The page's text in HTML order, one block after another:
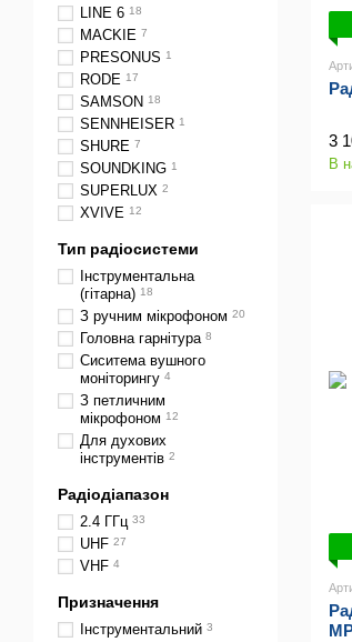
3
В
LINE 6 18
MACKIE 7
PRESONUS 1
RODE 17
SAMSON 18
SENNHEISER 1
SHURE 7
SOUNDKING 1
SUPERLUX 2
XVIVE 12
Тип радіосистеми
Інструментальна
(гітарна) 18
З ручним мікрофоном 20
Головна гарнітура 8
Сиситема вушного
моніторингу 4
З петличним
мікрофоном 12
Для духових
інструментів 2
Радіодіапазон
2.4 ГГц 33
UHF 27
VHF 4
Призначення
Інструментальний 3